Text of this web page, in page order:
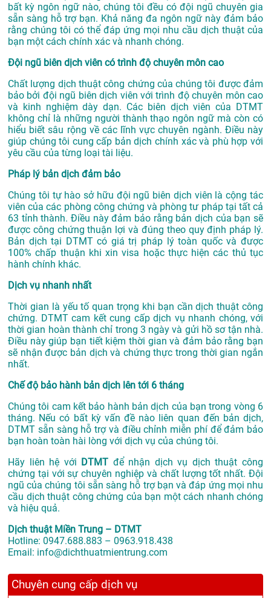
bất kỳ ngôn ngữ nào, chúng tôi đều có đội ngũ chuyên gia
sẵn sàng hỗ trợ bạn. Khả năng đa ngôn ngữ này đảm bảo
rằng chúng tôi có thể đáp ứng mọi nhu cầu dịch thuật của
bạn một cách chính xác và nhanh chóng.
Đội ngũ biên dịch viên có trình độ chuyên môn cao
Chất lượng dịch thuật công chứng của chúng tôi được đảm
bảo bởi đội ngũ biên dịch viên với trình độ chuyên môn cao
và kinh nghiệm dày dạn. Các biên dịch viên của DTMT
không chỉ là những người thành thạo ngôn ngữ mà còn có
hiểu biết sâu rộng về các lĩnh vực chuyên ngành. Điều này
giúp chúng tôi cung cấp bản dịch chính xác và phù hợp với
yêu cầu của từng loại tài liệu.
Pháp lý bản dịch đảm bảo
Chúng tôi tự hào sở hữu đội ngũ biên dịch viên là cộng tác
viên của các phòng công chứng và phòng tư pháp tại tất cả
63 tỉnh thành. Điều này đảm bảo rằng bản dịch của bạn sẽ
được công chứng thuận lợi và đúng theo quy định pháp lý.
Bản dịch tại DTMT có giá trị pháp lý toàn quốc và được
100% chấp thuận khi xin visa hoặc thực hiện các thủ tục
hành chính khác.
Dịch vụ nhanh nhất
Thời gian là yếu tố quan trọng khi bạn cần dịch thuật công
chứng. DTMT cam kết cung cấp dịch vụ nhanh chóng, với
thời gian hoàn thành chỉ trong 3 ngày và gửi hồ sơ tận nhà.
Điều này giúp bạn tiết kiệm thời gian và đảm bảo rằng bạn
sẽ nhận được bản dịch và chứng thực trong thời gian ngắn
nhất.
Chế độ bảo hành bản dịch lên tới 6 tháng
Chúng tôi cam kết bảo hành bản dịch của bạn trong vòng 6
tháng. Nếu có bất kỳ vấn đề nào liên quan đến bản dịch,
DTMT sẵn sàng hỗ trợ và điều chỉnh miễn phí để đảm bảo
bạn hoàn toàn hài lòng với dịch vụ của chúng tôi.
Hãy liên hệ với DTMT để nhận dịch vụ dịch thuật công
chứng tại với sự chuyên nghiệp và chất lượng tốt nhất. Đội
ngũ của chúng tôi sẵn sàng hỗ trợ bạn và đáp ứng mọi nhu
cầu dịch thuật công chứng của bạn một cách nhanh chóng
và hiệu quả.
Dịch thuật Miền Trung – DTMT
Hotline: 0947.688.883 – 0963.918.438
Email: info@dichthuatmientrung.com
Chuyên cung cấp dịch vụ